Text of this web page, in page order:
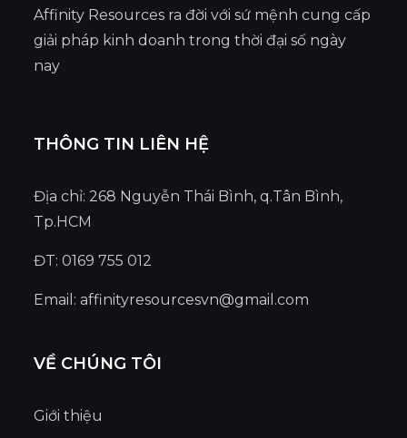
Affinity Resources ra đời với sứ mệnh cung cấp
giải pháp kinh doanh trong thời đại số ngày
nay
THÔNG TIN LIÊN HỆ
Địa chỉ: 268 Nguyễn Thái Bình, q.Tân Bình,
Tp.HCM
ĐT: 0169 755 012
Email:affinityresourcesvn@gmail.com
VỀ CHÚNG TÔI
Giới thiệu